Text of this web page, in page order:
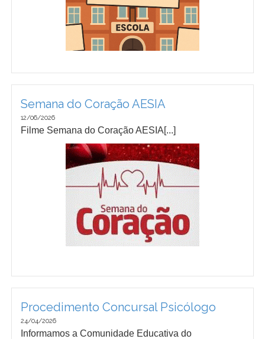
Semana do Coração AESIA
12/06/2026
Filme Semana do Coração AESIA[...]
Procedimento Concursal Psicólogo
24/04/2026
Informamos a Comunidade Educativa do